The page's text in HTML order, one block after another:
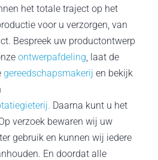
het totale traject op het
voor u verzorgen, van
Bespreek uw productontwerp
ontwerpafdeling , laat de
gereedschapsmakerij en bekijk
Daarna kunt u het
verzoek bewaren wij uw
gebruik en kunnen wij iedere
En doordat alle